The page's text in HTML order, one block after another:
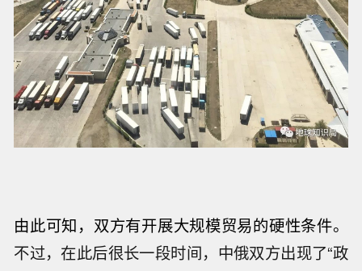
由此可知，双方有开展大规模贸易的硬性条件。
不过，在此后很长一段时间，中俄双方出现了“政